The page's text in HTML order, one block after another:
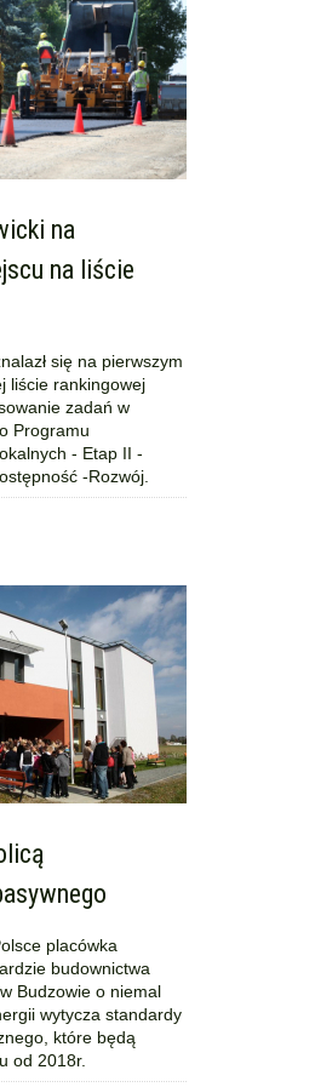
na
na liście
się na pierwszym
liście rankingowej
zadań w
Programu
- Etap II -
-Rozwój.
placówka
budownictwa
Budzowie o niemal
wytycza standardy
które będą
od 2018r.